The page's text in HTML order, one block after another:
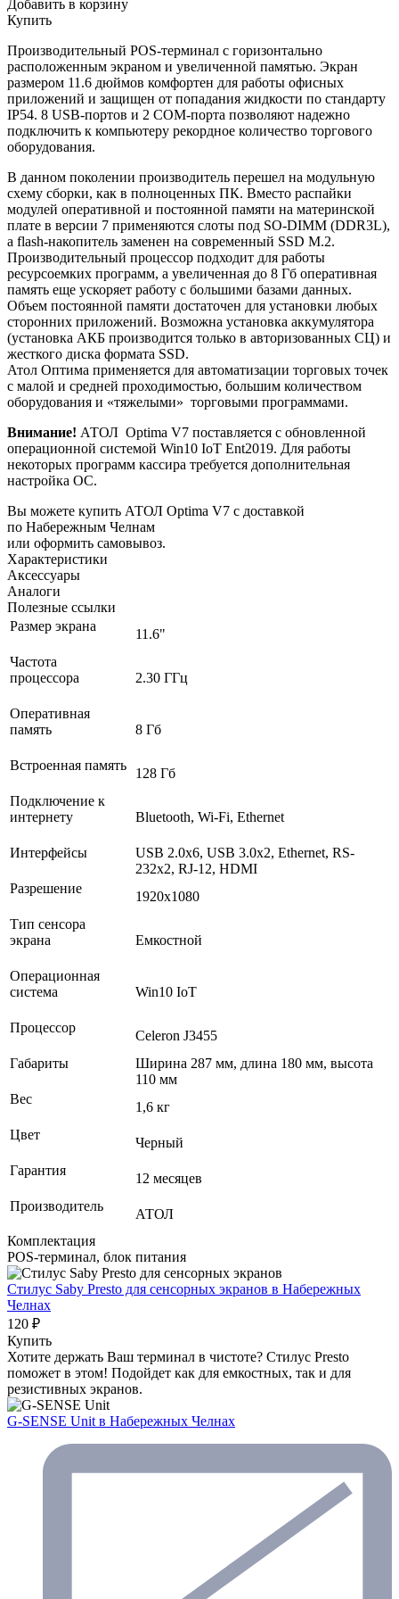
Добавить в корзину
Купить
Производительный POS-терминал с горизонтально
расположенным экраном и увеличенной памятью. Экран
размером 11.6 дюймов комфортен для работы офисных
приложений и защищен от попадания жидкости по стандарту
IP54. 8 USB-портов и 2 COM-порта позволяют надежно
подключить к компьютеру рекордное количество торгового
оборудования.
В данном поколении производитель перешел на модульную
схему сборки, как в полноценных ПК. Вместо распайки
модулей оперативной и постоянной памяти на материнской
плате в версии 7 применяются слоты под SO-DIMM (DDR3L),
а flash-накопитель заменен на современный SSD M.2.
Производительный процессор подходит для работы
ресурсоемких программ, а увеличенная до 8 Гб оперативная
память еще ускоряет работу с большими базами данных.
Объем постоянной памяти достаточен для установки любых
сторонних приложений. Возможна установка аккумулятора
(установка АКБ производится только в авторизованных СЦ) и
жесткого диска формата SSD.
Атол Оптима применяется для автоматизации торговых точек
с малой и средней проходимостью, большим количеством
оборудования и «тяжелыми» торговыми программами.
Внимание! АТОЛ Optima V7 поставляется с обновленной
операционной системой Win10 IoT Ent2019. Для работы
некоторых программ кассира требуется дополнительная
настройка ОС.
Вы можете купить АТОЛ Optima V7 с доставкой
по Набережным Челнам
или оформить самовывоз.
Характеристики
Аксессуары
Аналоги
Полезные ссылки
Размер экрана
11.6"
Частота
процессора
2.30 ГГц
Оперативная
память
8 Гб
Встроенная память
128 Гб
Подключение к
интернету
Bluetooth, Wi-Fi, Ethernet
Интерфейсы
USB 2.0х6, USB 3.0х2, Ethernet, RS-
232х2, RJ-12, HDMI
Разрешение
1920х1080
Тип сенсора
экрана
Емкостной
Операционная
система
Win10 IoT
Процессор
Celeron J3455
Габариты
Ширина 287 мм, длина 180 мм, высота
110 мм
Вес
1,6 кг
Цвет
Черный
Гарантия
12 месяцев
Производитель
АТОЛ
Комплектация
POS-терминал, блок питания
Стилус Saby Presto для сенсорных экранов в Набережных
Челнах
120 ₽
Купить
Хотите держать Ваш терминал в чистоте? Стилус Presto
поможет в этом! Подойдет как для емкостных, так и для
резистивных экранов.
G-SENSE Unit в Набережных Челнах